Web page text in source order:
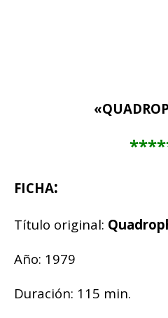
FICHA:
Título original:
Año: 1979
Duración: 115 min.